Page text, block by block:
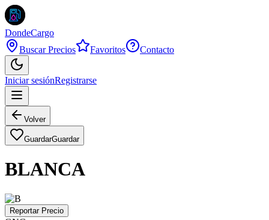
DondeCargo
Buscar Precios
Favoritos Contacto
Iniciar sesiónRegistrarse
Volver
GuardarGuardar
BLANCA
Reportar Precio